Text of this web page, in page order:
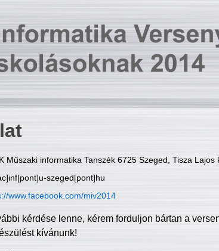
Műszaki informatika Tanszék 6725 Szeged, Tisza Lajos
szeged[pont]hu
www.facebook.com/miv2014
kérdése lenne, kérem forduljon bártan a
kívánunk!